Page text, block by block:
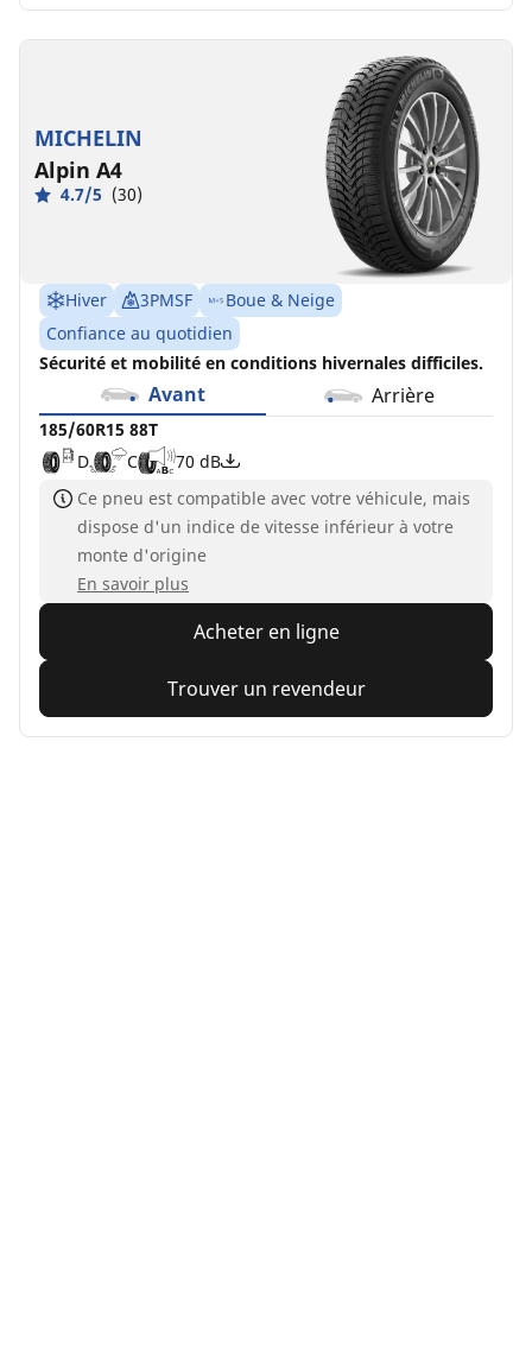
MICHELIN
Alpin A4
4.7/5 (30)
Hiver 3PMSF
Boue & Neige
Confiance au quotidien
Sécurité et mobilité en conditions hivernales difficiles.
Avant Arrière
185/60R15 88T
D
C 70 dB
Ce pneu est compatible avec votre véhicule, mais
dispose d'un indice de vitesse inférieur à votre
monte d'origine
En savoir plus
Acheter en ligne
Trouver un revendeur